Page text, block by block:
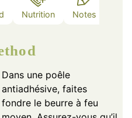
Nutrition Notes
Dans une poêle
antiadhésive, faites
fondre le beurre à feu